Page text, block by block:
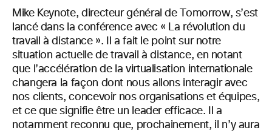
Mike Keynote, directeur général de Tomorrow, s’est
lancé dans la conférence avec « La révolution du
travail à distance ». Il a fait le point sur notre
situation actuelle de travail à distance, en notant
que l’accélération de la virtualisation internationale
changera la façon dont nous allons interagir avec
nos clients, concevoir nos organisations et équipes,
et ce que signifie être un leader efficace. Il a
notamment reconnu que, prochainement, il n’y aura